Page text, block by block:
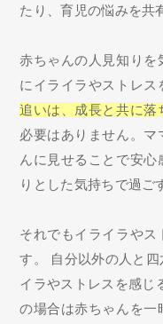
たり、育児の悩みを共
赤ちゃんの人見知りを
にイライラやストレス
追いは、成長と共に落
必要はありません。マ
んに見せることで安心
りとした気持ちで過ご
それでもイライラやス
す。 自分以外の人と
イラやストレスを感じ
の場合は赤ちゃんを一